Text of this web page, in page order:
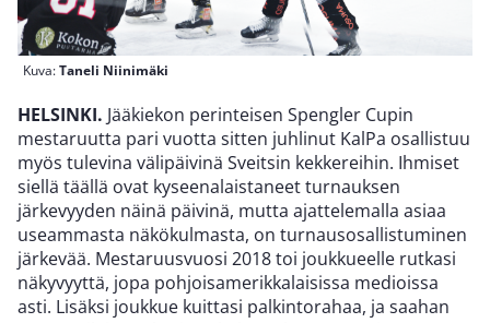
Kuva:Taneli Niinimäki
HELSINKI. Jääkiekon perinteisen Spengler Cupin
mestaruutta pari vuotta sitten juhlinut KalPa osallistuu
myös tulevina välipäivinä Sveitsin kekkereihin. Ihmiset
siellä täällä ovat kyseenalaistaneet turnauksen
järkevyyden näinä päivinä, mutta ajattelemalla asiaa
useammasta näkökulmasta, on turnausosallistuminen
järkevää. Mestaruusvuosi 2018 toi joukkueelle rutkasi
näkyvyyttä, jopa pohjoisamerikkalaisissa medioissa
asti. Lisäksi joukkue kuittasi palkintorahaa, ja saahan